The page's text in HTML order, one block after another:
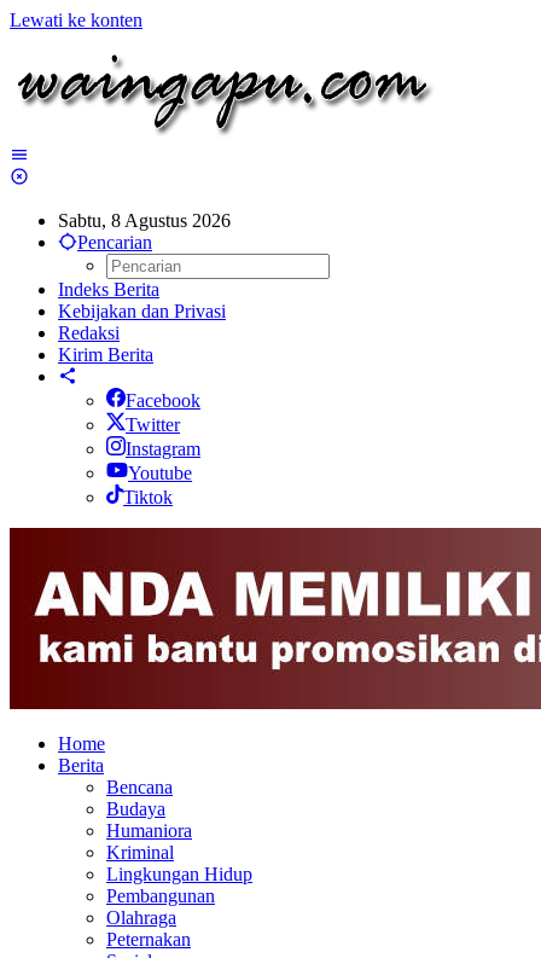
Lewati ke konten
Sabtu, 8 Agustus 2026
Pencarian
Indeks Berita
Kebijakan dan Privasi
Redaksi
Kirim Berita
Facebook
Twitter
Instagram
Youtube
Tiktok
Home
Berita
Bencana
Budaya
Humaniora
Kriminal
Lingkungan Hidup
Pembangunan
Olahraga
Peternakan